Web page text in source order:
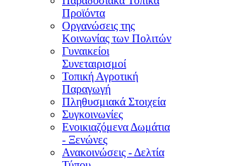
Προϊόντα
Οργανώσεις της
Κοινωνίας των Πολιτών
Γυναικείοι
Συνεταιρισμοί
Τοπική Αγροτική
Παραγωγή
Πληθυσμιακά Στοιχεία
Συγκοινωνίες
Ενοικιαζόμενα Δωμάτια
- Ξενώνες
Ανακοινώσεις - Δελτία